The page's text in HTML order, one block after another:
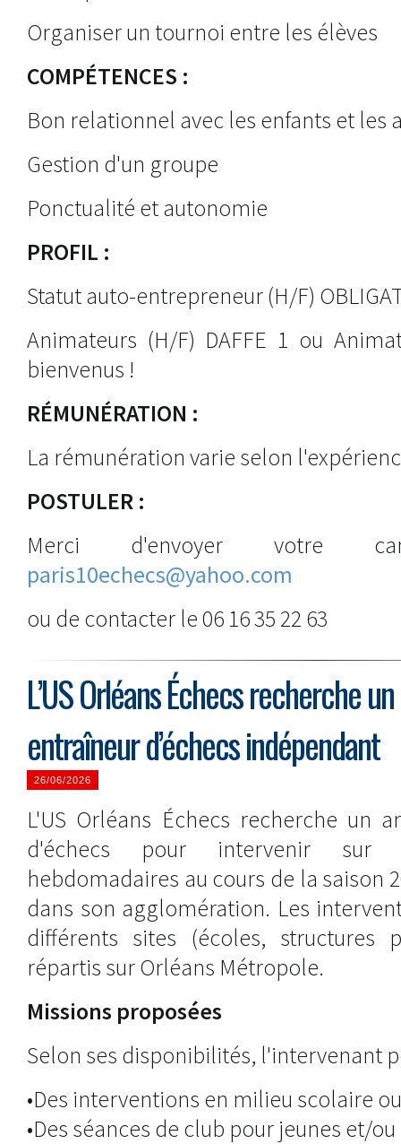
Organiser un tournoi entre les élèves
COMPÉTENCES :
Bon relationnel avec les enfants et les
Gestion d'un groupe
Ponctualité et autonomie
PROFIL :
Statut auto-entrepreneur (H/F)
Animateurs (H/F) DAFFE 1 ou
bienvenus !
RÉMUNÉRATION :
La rémunération varie selon
POSTULER :
Merci d'envoyer votre
paris10echecs@yahoo.com
ou de contacter le 06 16 35 22 63
L’US Orléans Échecs recherche
entraîneur d’échecs indépendant
26/06/2026
L'US Orléans Échecs recherche un
d'échecs pour intervenir sur
hebdomadaires au cours de la saison
dans son agglomération. Les
différents sites (écoles, structures
répartis sur Orléans Métropole.
Missions proposées
Selon ses disponibilités, l'intervenant
•Des interventions en milieu scolaire
•Des séances de club pour jeunes et/